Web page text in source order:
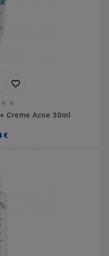

 
Creme Acne 30ml
€Preço